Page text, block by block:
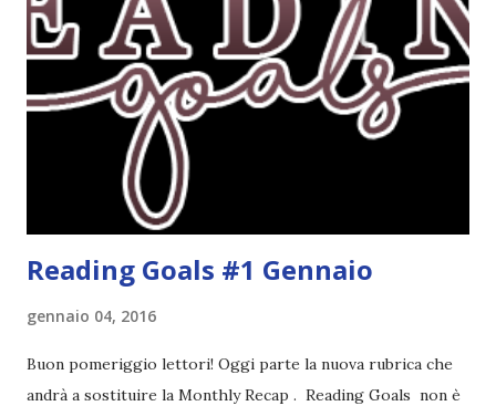
fatto nell'altro post, se leggo un libro horror sulle sirene
scritto dal mio autore preferito, tecnicamente ho già
completato tre degli obiettivi della mia lista . Non importa
leggere 345.453.312 libri, ma maturare come lettore,
uscendo fuori dalla propria comfort zone. Come
partecipare Per partecipare non dovete fare altro che
Reading Goals #1 Gennaio
gennaio 04, 2016
Buon pomeriggio lettori! Oggi parte la nuova rubrica che
andrà a sostituire la Monthly Recap . Reading Goals non è